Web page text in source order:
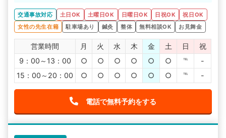
交通事故対応
土日OK 土曜日OK 日曜日OK 日祝OK
祝日OK
女性の先生在籍
駐車場あり 鍼灸 整体 無料相談OK お見舞金
営業時間 月 火 水 木 金 土 日
祝
9：00～13：00
○ ○ ○ ○ ○ ○ ℡
-
15：00～20：00
○ ○ ○ ○ ○ ○ ℡ -
電話で無料予約をする